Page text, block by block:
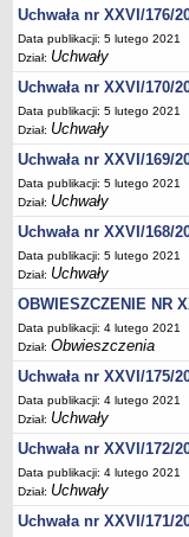
Protokoły
Deklaracje
Teksty jednolite
Ogłoszenia
Oświadczenia
Interpelacje
Wzory, druki
Wybory
GOSPODARKA ODPADAMI
Analiza stanu
Sprawozdania
Podstawowa kwota
SPRAWY DO ZAŁATWIENIA
Rejestry, ewidencje i
Elektroniczna
Udostępnianie
Urząd Stanu
Uchwała nr XXVI/176/
Data publikacji: 5 lutego 2021
Dział: Uchwały
Uchwała nr XXVI/170/
Data publikacji: 5 lutego 2021
Dział: Uchwały
Uchwała nr XXVI/169/
Data publikacji: 5 lutego 2021
Dział: Uchwały
Uchwała nr XXVI/168/
Data publikacji: 5 lutego 2021
Dział: Uchwały
OBWIESZCZENIE NR
Data publikacji: 4 lutego 2021
Dział:Obwieszczenia
Uchwała nr XXVI/175/
Data publikacji: 4 lutego 2021
Dział: Uchwały
Uchwała nr XXVI/172/
Data publikacji: 4 lutego 2021
Dział: Uchwały
Uchwała nr XXVI/171/